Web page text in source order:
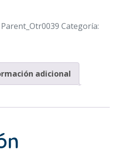
Parent_Otr0039 Categoría:
adicional